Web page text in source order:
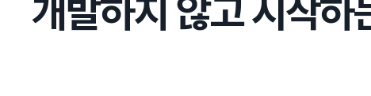
개발하지 않고 시작